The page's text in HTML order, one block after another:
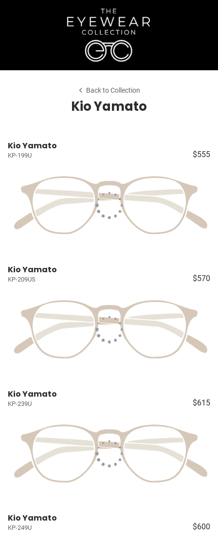
Back to Collection
Kio Yamato
Kio Yamato
KP-199U $555
Kio Yamato
KP-209US $570
Kio Yamato
KP-239U $615
Kio Yamato
KP-249U $600